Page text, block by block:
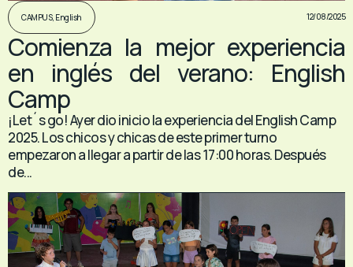
CAMPUS, English 12/08/2025
Comienza la mejor experiencia
en inglés del verano: English
Camp
¡Let´s go! Ayer dio inicio la experiencia del English Camp
2025. Los chicos y chicas de este primer turno
empezaron a llegar a partir de las 17:00 horas. Después
de...